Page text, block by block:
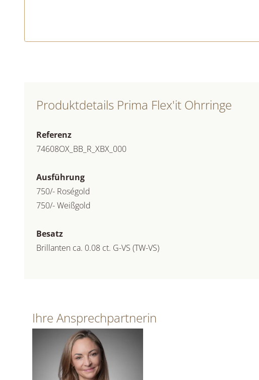
Produktdetails Prima Flex'it Ohrringe
Referenz
74608OX_BB_R_XBX_000
Ausführung
750/- Roségold
750/- Weißgold
Besatz
Brillanten ca. 0.08 ct. G-VS (TW-VS)
Ihre Ansprechpartnerin